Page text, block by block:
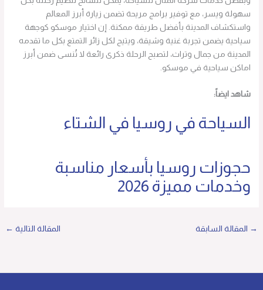
سهولة ويسر، مع توفير برامج مريحة تضمن زيارة أبرز المعالم
واستكشاف المدينة بأفضل طريقة ممكنة. إن اختيار موسكو كوجهة
سياحية يضمن تجربة غنية وشيقة، ويتيح لكل زائر التمتع بكل ما تقدمه
المدينة من جمال وتراث، لتصبح الرحلة ذكرى رائعة لا تُنسى ضمن أبرز
اماكن سياحية في موسكو.
شاهد ايضاً:
السياحة في روسيا في الشتاء
حجوزات روسيا بأسعار مناسبة
وخدمات مميزة 2026
→ المقالة السابقة المقالة التالية ←